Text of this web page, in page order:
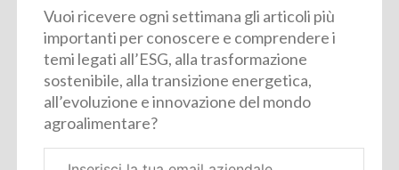
Vuoi ricevere ogni settimana gli articoli più
importanti per conoscere e comprendere i
temi legati all’ESG, alla trasformazione
sostenibile, alla transizione energetica,
all’evoluzione e innovazione del mondo
agroalimentare?